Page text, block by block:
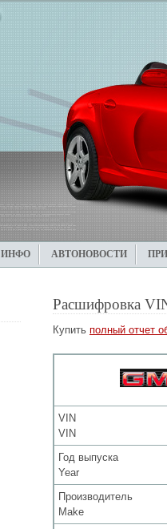
ИНФО АВТОНОВОСТИ
Расшифровка
Купить полный отчет
VIN
VIN
Год выпуска
Year
Производитель
Make